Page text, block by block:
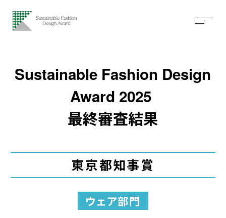
Sustainable Fashion Design
Award 2025
最終審査結果
東京都知事賞
ウェア部門